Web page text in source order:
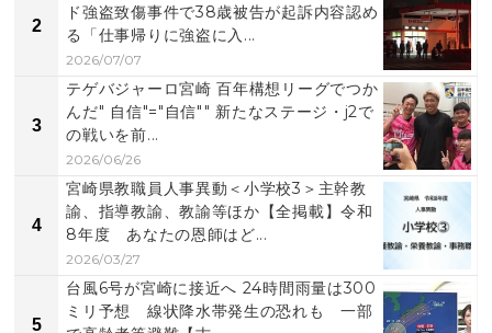
2
ド強盗致傷事件で38歳被告が起訴内容認め
る「仕事帰りに強盗に入...
2026/07/07
3
テゲバジャーロ宮崎 百年構想リーグでつか
んだ" 自信"="自信"" 新たなステージ・j2で
の戦いを前...
2026/06/26
4
宮崎県教職員人事異動＜小学校3＞主幹教
諭、指導教諭、教諭等ほか【全掲載】令和
8年度 あなたの恩師はど...
2026/03/27
5
台風6号が宮崎に接近へ 24時間雨量は300
ミリ予想 線状降水帯発生の恐れも 一部